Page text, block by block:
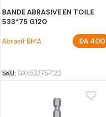
BANDE ABRASIVE EN TOILE
533*75 G120
Abrasif BMA DA400
SKU: GXK53375P120